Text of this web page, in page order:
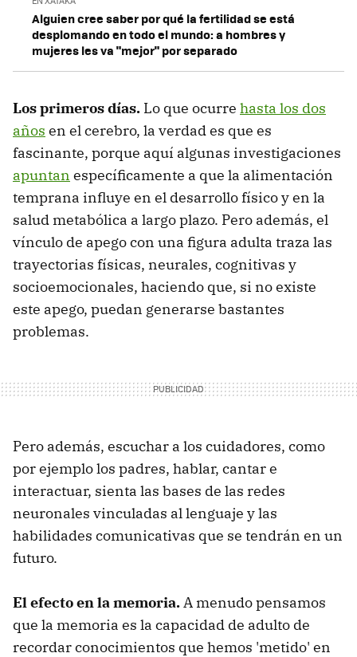
Alguien cree saber por qué la fertilidad se está
desplomando en todo el mundo: a hombres y
mujeres les va "mejor" por separado
Los primeros días. Lo que ocurre hasta los dos
años en el cerebro, la verdad es que es
fascinante, porque aquí algunas investigaciones
apuntan específicamente a que la alimentación
temprana influye en el desarrollo físico y en la
salud metabólica a largo plazo. Pero además, el
vínculo de apego con una figura adulta traza las
trayectorias físicas, neurales, cognitivas y
socioemocionales, haciendo que, si no existe
este apego, puedan generarse bastantes
problemas.
Pero además, escuchar a los cuidadores, como
por ejemplo los padres, hablar, cantar e
interactuar, sienta las bases de las redes
neuronales vinculadas al lenguaje y las
habilidades comunicativas que se tendrán en un
futuro.
El efecto en la memoria.A menudo pensamos
que la memoria es la capacidad de adulto de
recordar conocimientos que hemos 'metido' en